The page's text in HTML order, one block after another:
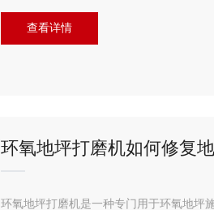
查看详情
环氧地坪打磨机如何修复
环氧地坪打磨机是一种专门用于环氧地坪